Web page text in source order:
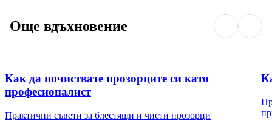
Още вдъхновение
Как да почиствате прозорците си като
професионалист
Практични съвети за блестящи и чисти прозорци